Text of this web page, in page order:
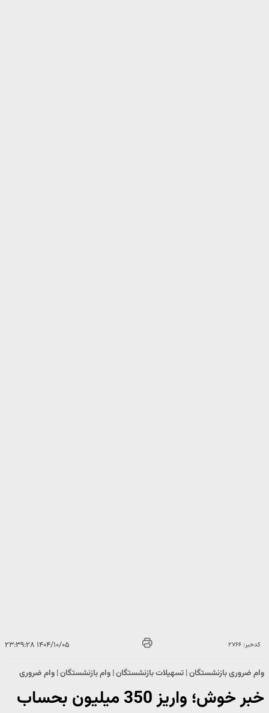
کدخبر: ۲۷۶۶ ۱۴۰۴/۱۰/۰۵ ۲۳:۳۹:۲۸
وام ضروری بازنشستگان | تسهیلات بازنشستگان | وام بازنشستگان | وام ضروری
خبر خوش؛ واریز 350 میلیون بحساب